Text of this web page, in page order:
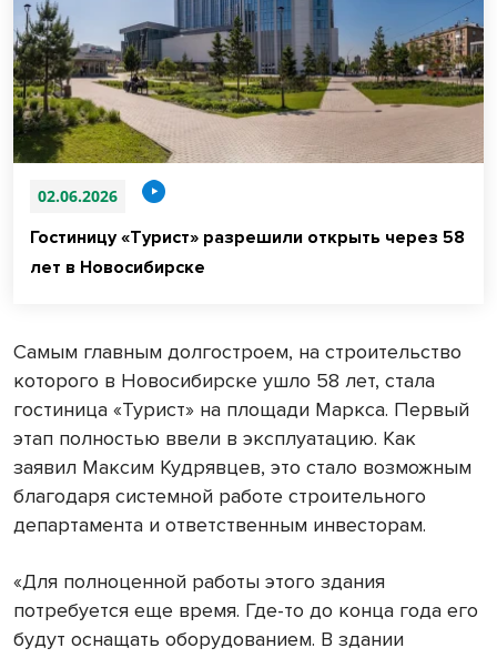
02.06.2026
Гостиницу «Турист» разрешили открыть через 58
лет в Новосибирске
Самым главным долгостроем, на строительство
которого в Новосибирске ушло 58 лет, стала
гостиница «Турист» на площади Маркса. Первый
этап полностью ввели в эксплуатацию. Как
заявил Максим Кудрявцев, это стало возможным
благодаря системной работе строительного
департамента и ответственным инвесторам.
«Для полноценной работы этого здания
потребуется еще время. Где-то до конца года его
будут оснащать оборудованием. В здании